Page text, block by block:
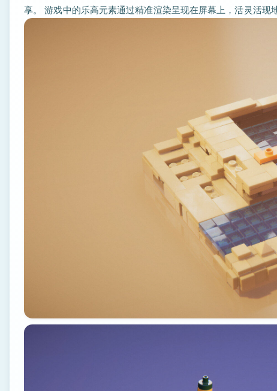
享。 游戏中的乐高元素通过精准渲染呈现在屏幕上，活灵活现